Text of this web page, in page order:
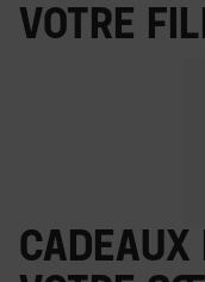
votre